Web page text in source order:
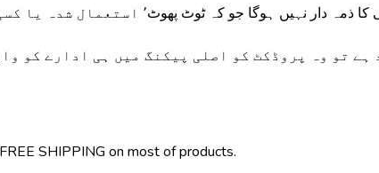
تو وہ پروڈکٹ کو اصلی پیکنگ میں ہی ادارے کو
SHIPPING on most of products.